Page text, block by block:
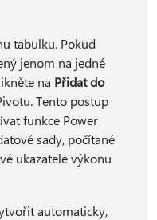
tabulku. Pokud
jenom na jedné
na Přidat do
Tento postup
funkce Power
sady, počítané
ukazatele výkonu
automaticky,